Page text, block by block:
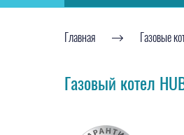
Главная Газовые
Газовый котел